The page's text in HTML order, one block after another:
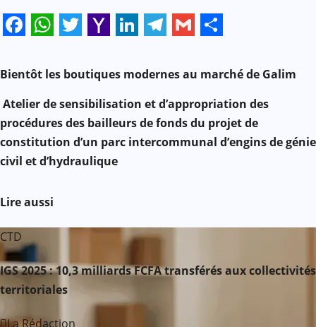
Mail
N
a
v
i
t
i
Bientôt les boutiques modernes au marché de Galim
Atelier de sensibilisation et d’appropriation des
procédures des bailleurs de fonds du projet de
constitution d’un parc intercommunal d’engins de génie
civil et d’hydraulique
Lire aussi
CTD
IGS 2025 : 10,3 milliards FCFA transférés aux collectivités
territoriales
La Rédaction